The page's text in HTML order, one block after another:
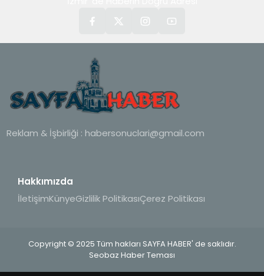
Reklam & İşbirliği : habersonuclari@gmail.com
Hakkımızda
İletişimKünyeGizlilik PolitikasıÇerez Politikası
Copyright © 2025 Tüm hakları SAYFA HABER' de saklıdır.
Seobaz Haber Teması